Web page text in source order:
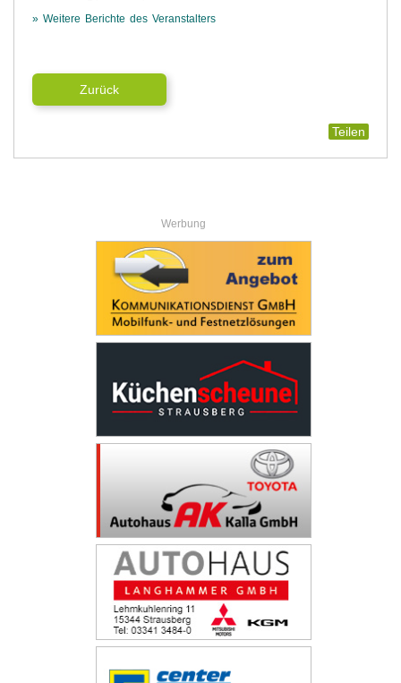
» Weitere Berichte des Veranstalters
Zurück
Teilen
Werbung